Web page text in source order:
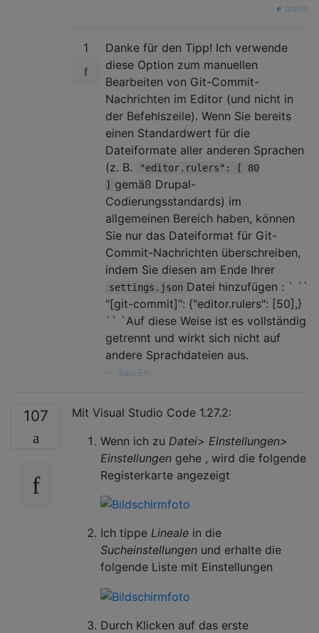
quelle
1
Danke für den Tipp! Ich verwende
diese Option zum manuellen
Bearbeiten von Git-Commit-
Nachrichten im Editor (und nicht in
der Befehlszeile). Wenn Sie bereits
einen Standardwert für die
Dateiformate aller anderen Sprachen
(z. B.
"editor.rulers": [ 80
] gemäß Drupal-
Codierungsstandards) im
allgemeinen Bereich haben, können
Sie nur das Dateiformat für Git-
Commit-Nachrichten überschreiben,
indem Sie diesen am Ende Ihrer
settings.json Datei hinzufügen : ` ``
"[git-commit]": {"editor.rulers": [50],}
`` `Auf diese Weise ist es vollständig
getrennt und wirkt sich nicht auf
andere Sprachdateien aus.
Balu Ertl
107
Mit Visual Studio Code 1.27.2:
Wenn ich zu Datei> Einstellungen>
Einstellungen gehe , wird die folgende
Registerkarte angezeigt
Ich tippe Lineale in die
Sucheinstellungen und erhalte die
folgende Liste mit Einstellungen
Durch Klicken auf das erste